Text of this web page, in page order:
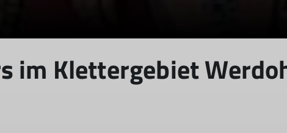
im Klettergebiet